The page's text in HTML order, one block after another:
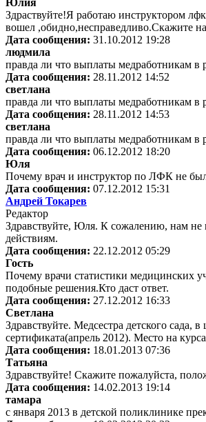
Юлия
Здраствуйте!Я работаю инструктором
вошел ,обидно,несправедливо.Скажите
Дата сообщения: 31.10.2012 19:28
людмила
правда ли что выплаты медработникам в
Дата сообщения: 28.11.2012 14:52
светлана
правда ли что выплаты медработникам в
Дата сообщения: 28.11.2012 14:53
светлана
правда ли что выплаты медработникам в
Дата сообщения: 06.12.2012 18:20
Юля
Почему врач и инструктор по ЛФК не
Дата сообщения: 07.12.2012 15:31
Андрей Токарев
Редактор
Здравствуйте, Юля. К сожалению, нам
действиям.
Дата сообщения: 22.12.2012 05:29
Гость
Почему врачи статистики медицинских
подобные решения.Кто даст ответ.
Дата сообщения: 27.12.2012 16:33
Светлана
Здравствуйте. Медсестра детского
сертификата(апрель 2012). Место на
Дата сообщения: 18.01.2013 07:36
Татьяна
Здравствуйте! Скажите пожалуйста,
Дата сообщения: 14.02.2013 19:14
тамара
с января 2013 в детской поликлинике